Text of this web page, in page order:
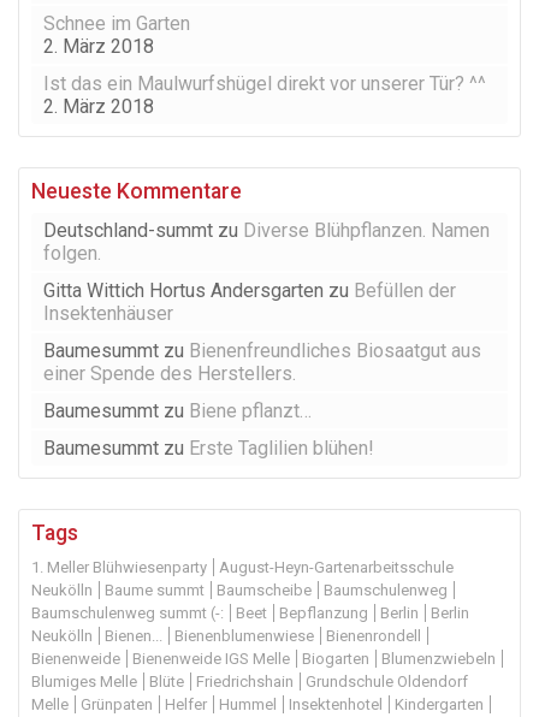
Schnee im Garten
2. März 2018
Ist das ein Maulwurfshügel direkt vor unserer Tür? ^^
2. März 2018
Neueste Kommentare
Deutschland-summt zu Diverse Blühpflanzen. Namen
folgen.
Gitta Wittich Hortus Andersgarten zu Befüllen der
Insektenhäuser
Baumesummt zu Bienenfreundliches Biosaatgut aus
einer Spende des Herstellers.
Baumesummt zu Biene pflanzt…
Baumesummt zu Erste Taglilien blühen!
Tags
1. Meller Blühwiesenparty
August-Heyn-Gartenarbeitsschule
Neukölln
Baume summt Baumscheibe
Baumschulenweg
Baumschulenweg summt (-:
Beet Bepflanzung Berlin
Berlin
Neukölln
Bienen... Bienenblumenwiese
Bienenrondell
Bienenweide
Bienenweide IGS Melle Biogarten
Blumenzwiebeln
Blumiges Melle
Blüte Friedrichshain
Grundschule Oldendorf
Melle
Grünpaten Helfer Hummel Insektenhotel
Kindergarten